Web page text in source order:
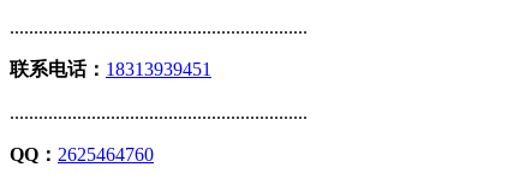
..............................................................
联系电话： 18313939451
..............................................................
QQ： 2625464760